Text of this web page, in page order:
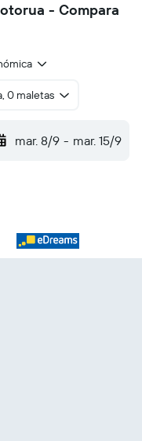
- Compara
0 maletas
mar. 8/9 - mar. 15/9